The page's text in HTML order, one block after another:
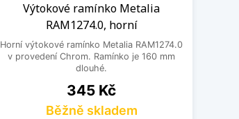
Výtokové ramínko Metalia
RAM1274.0, horní
Horní výtokové ramínko Metalia RAM1274.0
v provedení Chrom. Ramínko je 160 mm
dlouhé.
Cena
345 Kč
Běžně skladem